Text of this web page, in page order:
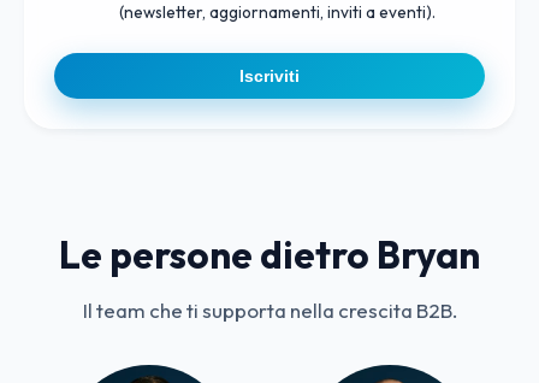
(newsletter, aggiornamenti, inviti a eventi).
Iscriviti
Le persone dietro Bryan
Il team che ti supporta nella crescita B2B.